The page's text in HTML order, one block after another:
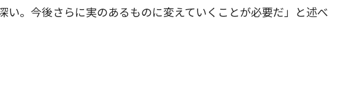
い。今後さらに実のあるものに変えていくことが必要だ」と述べ